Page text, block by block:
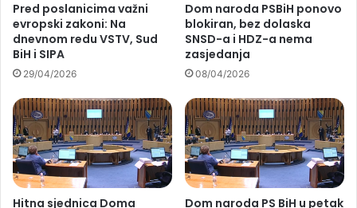
Pred poslanicima važni
evropski zakoni: Na
dnevnom redu VSTV, Sud
BiH i SIPA
29/04/2026
Dom naroda PSBiH ponovo
blokiran, bez dolaska
SNSD-a i HDZ-a nema
zasjedanja
08/04/2026
Hitna sjednica Doma
Dom naroda PS BiH u petak